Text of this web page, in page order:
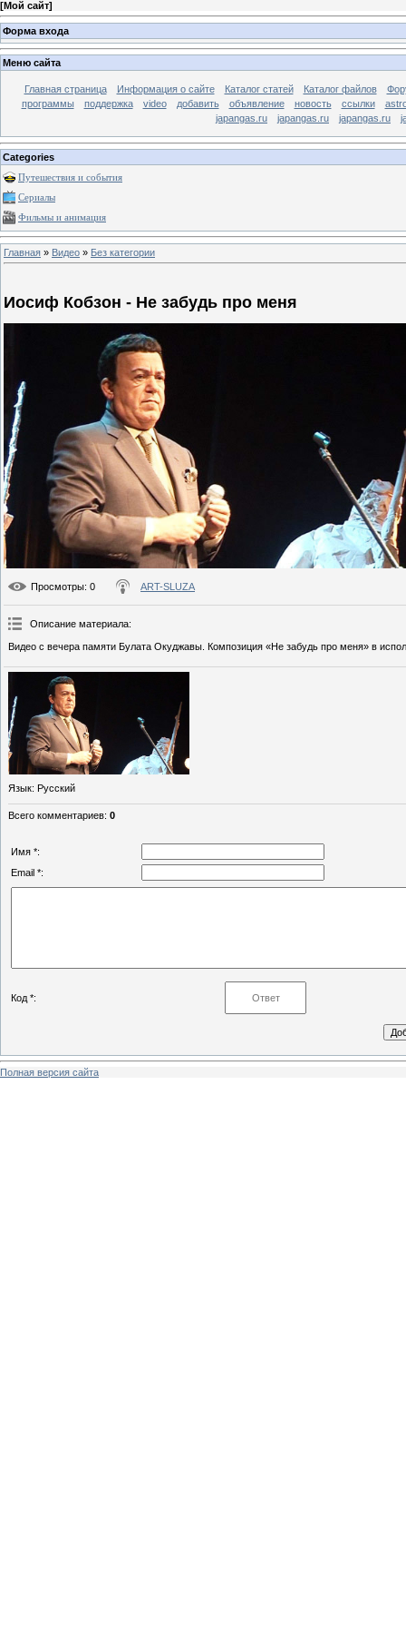
[Мой сайт]
Форма входа
Меню сайта
Главная страница Информация о сайте Каталог статей Каталог файлов
программы
поддержка video добавить объявление новость ссылки
japangas.ru
japangas.ru japangas.ru
Categories
Путешествия и события
Сериалы
Фильмы и анимация
Главная » Видео » Без категории
Иосиф Кобзон - Не забудь про меня
Просмотры: 0 ART-SLUZA
Описание материала:
Видео с вечера памяти Булата Окуджавы. Композиция «Не забудь про меня» в
Язык: Русский
Всего комментариев: 0
Имя *:
Email *:
Код *:
Полная версия сайта